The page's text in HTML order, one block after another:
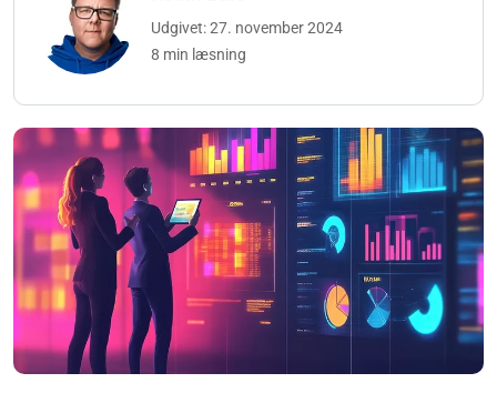
Udgivet: 27. november 2024
8 min læsning